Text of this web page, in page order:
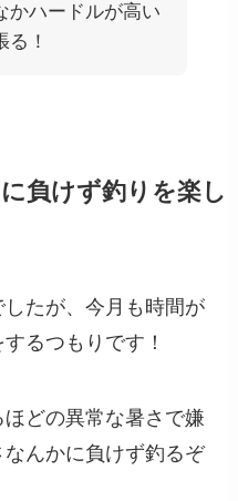
かハードルが高い
る！
負けず釣りを楽し
たが、今月も時間が
るつもりです！
どの異常な暑さで嫌
んかに負けず釣るぞ